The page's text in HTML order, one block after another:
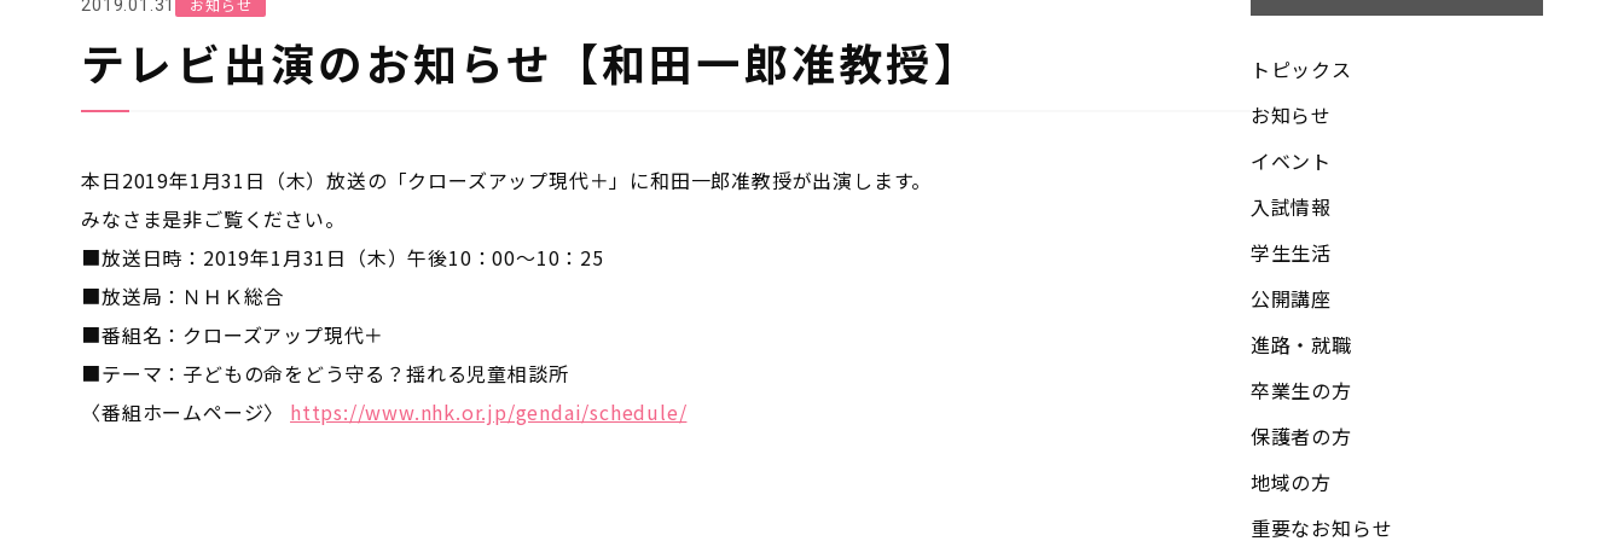
2019.01.31 お知らせ
テレビ出演のお知らせ【和田一郎准教授】
本日2019年1月31日（木）放送の「クローズアップ現代＋」に和田一郎准教授が出演します。
みなさま是非ご覧ください。
■放送日時：2019年1月31日（木）午後10：00～10：25
■放送局：ＮＨＫ総合
■番組名：クローズアップ現代＋
■テーマ：子どもの命をどう守る？揺れる児童相談所
〈番組ホームページ〉 https://www.nhk.or.jp/gendai/schedule/
トピックス
お知らせ
イベント
入試情報
学生生活
公開講座
進路・就職
卒業生の方
保護者の方
地域の方
重要なお知らせ